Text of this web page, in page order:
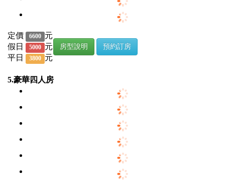
定價 6600 元
假日
5000 元
平日
3800 元
房型說明 預約訂房
5.豪華四人房